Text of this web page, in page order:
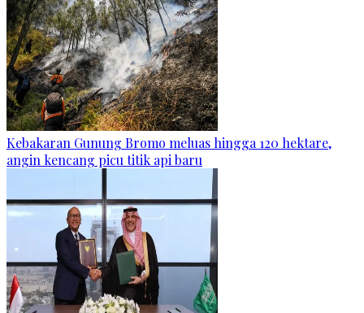
Kebakaran Gunung Bromo meluas hingga 120 hektare,
angin kencang picu titik api baru